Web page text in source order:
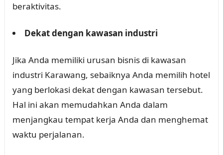
beraktivitas.
Dekat dengan kawasan industri
Jika Anda memiliki urusan bisnis di kawasan
industri Karawang, sebaiknya Anda memilih hotel
yang berlokasi dekat dengan kawasan tersebut.
Hal ini akan memudahkan Anda dalam
menjangkau tempat kerja Anda dan menghemat
waktu perjalanan.